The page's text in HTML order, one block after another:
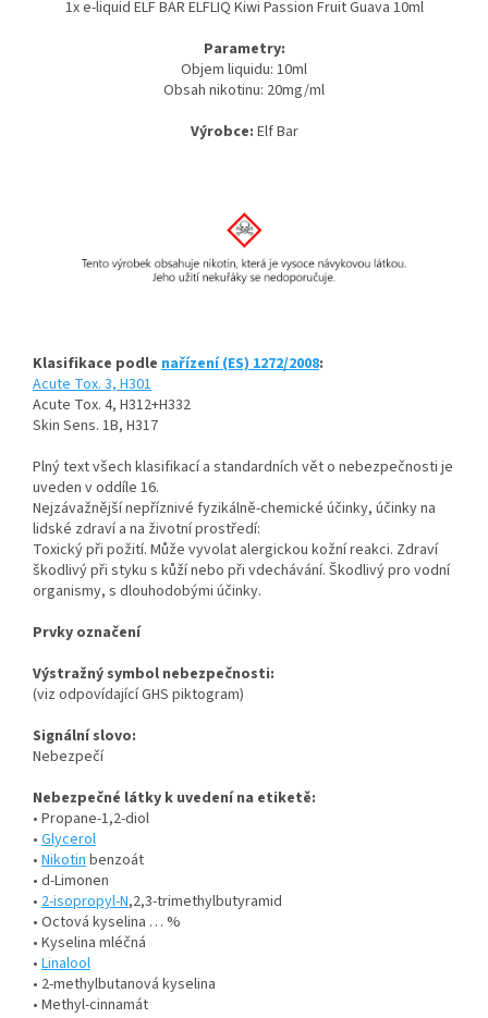
1x e-liquid ELF BAR ELFLIQ Kiwi Passion Fruit Guava 10ml
Parametry:
Objem liquidu: 10ml
Obsah nikotinu: 20mg/ml
Výrobce: Elf Bar
Klasifikace podle nařízení (ES) 1272/2008:
Acute Tox. 3, H301
Acute Tox. 4, H312+H332
Skin Sens. 1B, H317
Plný text všech klasifikací a standardních vět o nebezpečnosti je
uveden v oddíle 16.
Nejzávažnější nepříznivé fyzikálně-chemické účinky, účinky na
lidské zdraví a na životní prostředí:
Toxický při požití. Může vyvolat alergickou kožní reakci. Zdraví
škodlivý při styku s kůží nebo při vdechávání. Škodlivý pro vodní
organismy, s dlouhodobými účinky.
Prvky označení
Výstražný symbol nebezpečnosti:
(viz odpovídající GHS piktogram)
Signální slovo:
Nebezpečí
Nebezpečné látky k uvedení na etiketě:
• Propane-1,2-diol
• Glycerol
• Nikotinbenzoát
• d-Limonen
• 2-isopropyl-N,2,3-trimethylbutyramid
• Octová kyselina … %
• Kyselina mléčná
• Linalool
• 2-methylbutanová kyselina
• Methyl-cinnamát